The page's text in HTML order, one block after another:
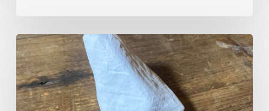
や
つ
に
ま